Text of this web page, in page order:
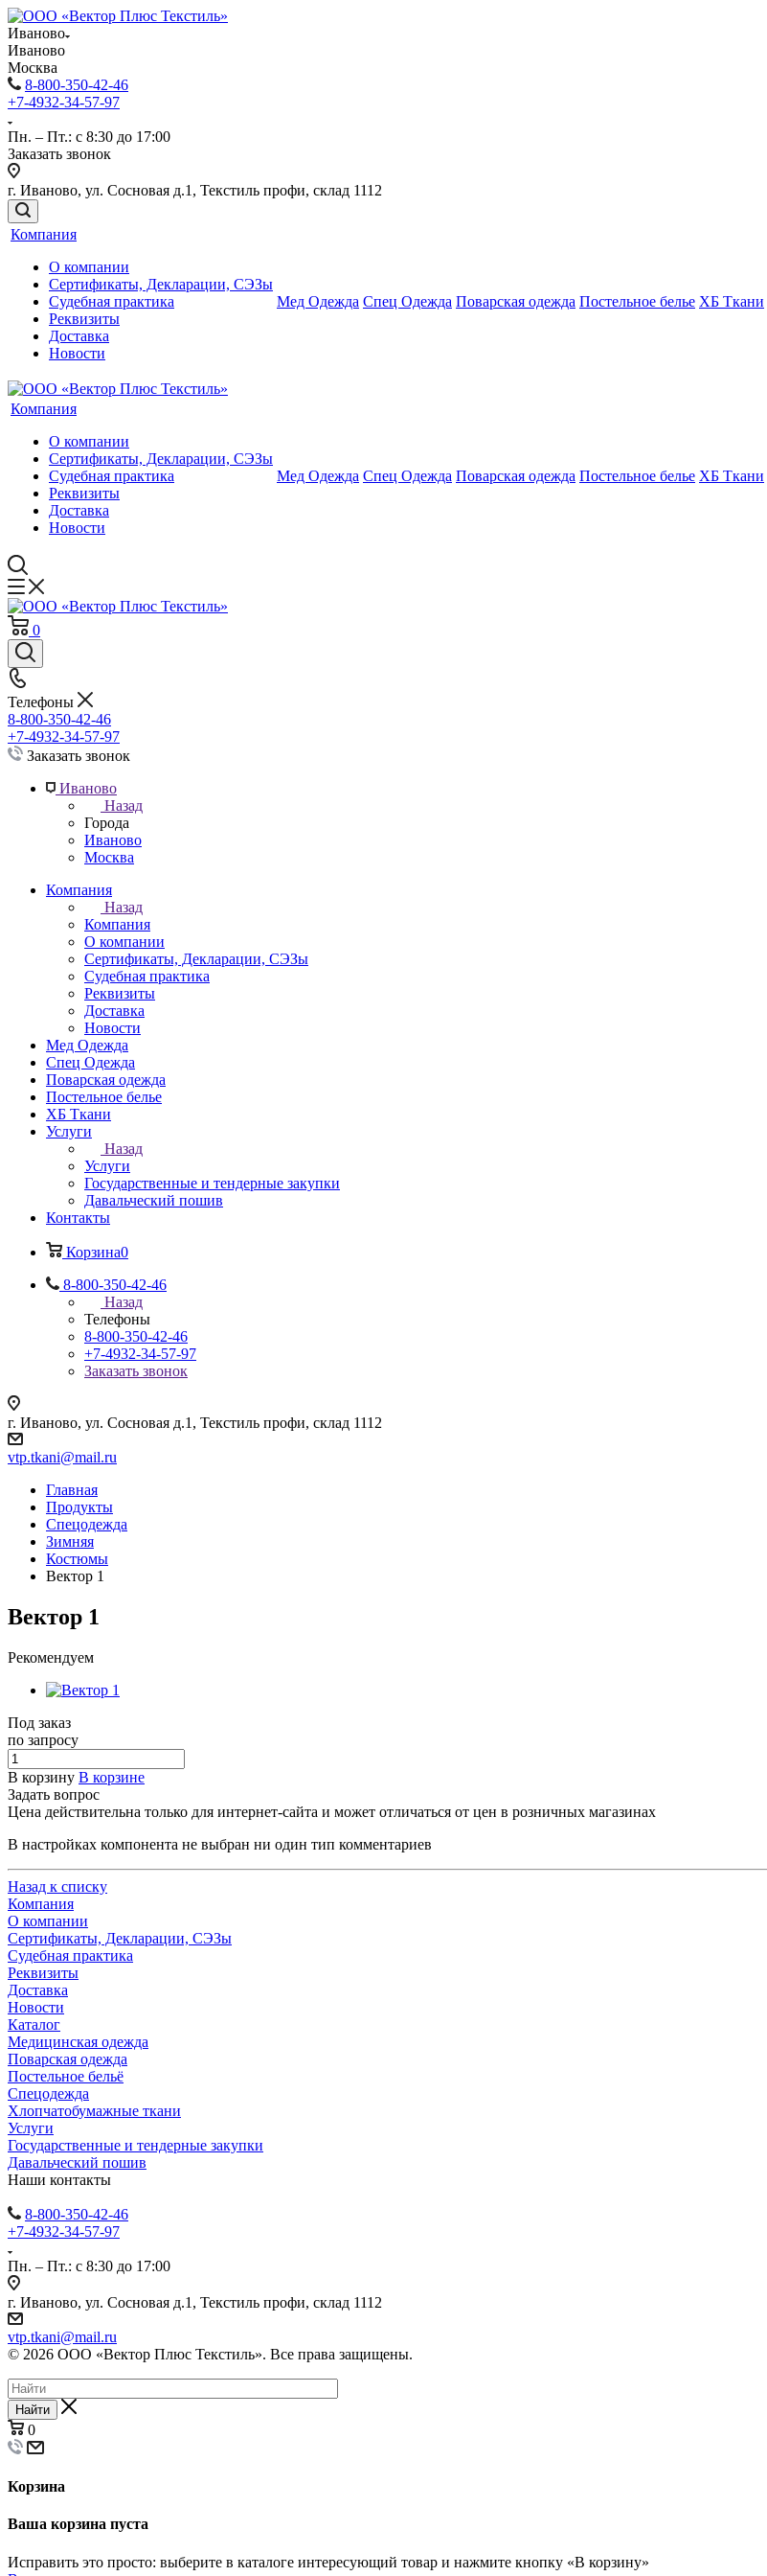
Иваново
Иваново
Москва
8-800-350-42-46
+7-4932-34-57-97
Пн. – Пт.: с 8:30 до 17:00
Заказать звонок
г. Иваново, ул. Сосновая д.1, Текстиль профи, склад 1112
Компания
О компании
Сертификаты, Декларации, СЭЗы
Судебная практика
Реквизиты
Доставка
Новости
Мед Одежда Спец Одежда Поварская одежда Постельное белье ХБ Ткани
Компания
О компании
Сертификаты, Декларации, СЭЗы
Судебная практика
Реквизиты
Доставка
Новости
Мед Одежда Спец Одежда Поварская одежда Постельное белье ХБ Ткани
0
Телефоны
8-800-350-42-46
+7-4932-34-57-97
Заказать звонок
Иваново
Назад
Города
Иваново
Москва
Компания
Назад
Компания
О компании
Сертификаты, Декларации, СЭЗы
Судебная практика
Реквизиты
Доставка
Новости
Мед Одежда
Спец Одежда
Поварская одежда
Постельное белье
ХБ Ткани
Услуги
Назад
Услуги
Государственные и тендерные закупки
Давальческий пошив
Контакты
Корзина0
8-800-350-42-46
Назад
Телефоны
8-800-350-42-46
+7-4932-34-57-97
Заказать звонок
г. Иваново, ул. Сосновая д.1, Текстиль профи, склад 1112
vtp.tkani@mail.ru
Главная
Продукты
Спецодежда
Зимняя
Костюмы
Вектор 1
Вектор 1
Рекомендуем
Под заказ
по запросу
В корзину В корзине
Задать вопрос
Цена действительна только для интернет-сайта и может отличаться от цен в розничных магазинах
В настройках компонента не выбран ни один тип комментариев
Назад к списку
Компания
О компании
Сертификаты, Декларации, СЭЗы
Судебная практика
Реквизиты
Доставка
Новости
Каталог
Медицинская одежда
Поварская одежда
Постельное бельё
Спецодежда
Хлопчатобумажные ткани
Услуги
Государственные и тендерные закупки
Давальческий пошив
Наши контакты
8-800-350-42-46
+7-4932-34-57-97
Пн. – Пт.: с 8:30 до 17:00
г. Иваново, ул. Сосновая д.1, Текстиль профи, склад 1112
vtp.tkani@mail.ru
© 2026 ООО «Вектор Плюс Текстиль». Все права защищены.
Найти
0
Корзина
Ваша корзина пуста
Исправить это просто: выберите в каталоге интересующий товар и нажмите кнопку «В корзину»